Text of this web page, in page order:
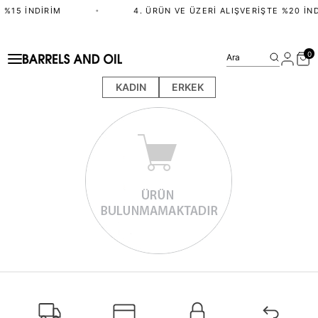
İNDIRIM • 4. ÜRÜN VE ÜZERI ALIŞVERIŞTE %20
KADIN ERKEK
Ara 0